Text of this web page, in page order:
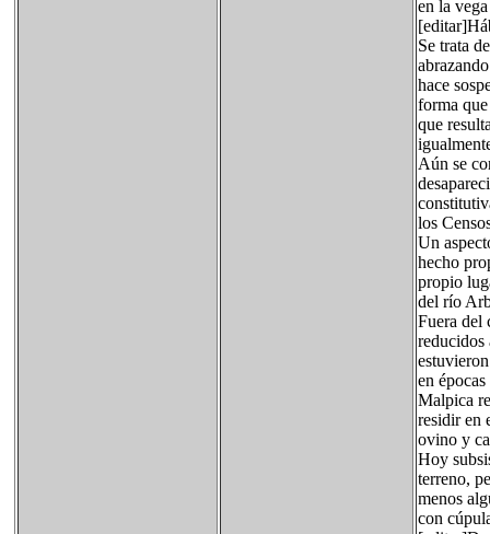
en la
Se trata
hace
forma
que
Aún se
los
Un
hecho
propio
del río
Fuera del
reducidos
en
Malpica
residir en
ovino y
Hoy
terreno,
menos
con